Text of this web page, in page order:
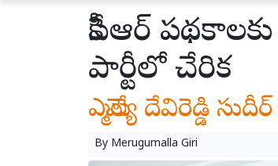
కేసీఆర్
పార్టీలో చేరిక
ఎమ్మెల్యే దేవిరెడ్డి సుదీర్
By Merugumalla Giri